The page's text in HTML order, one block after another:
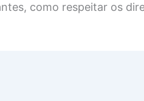
como respeitar os